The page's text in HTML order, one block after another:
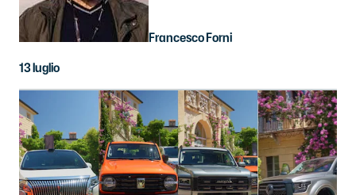
Francesco Forni
13 luglio